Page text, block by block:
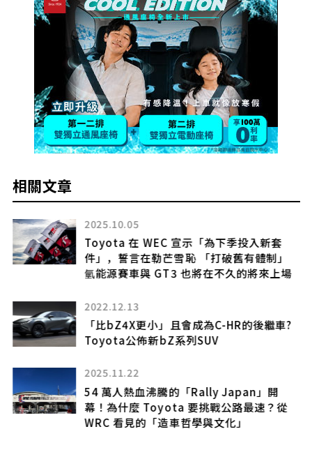
相關文章
2025.10.05
Toyota 在 WEC 宣示「為下季投入新套
件」，誓言在勒芒雪恥 「打破舊有體制」
氫能源賽車與 GT3 也將在不久的將來上場
2022.12.13
「比bZ4X更小」且會成為C-HR的後繼車?
Toyota公佈新bZ系列SUV
2025.11.22
54 萬人熱血沸騰的「Rally Japan」開
幕！為什麼 Toyota 要挑戰公路最速？從
WRC 看見的「造車哲學與文化」